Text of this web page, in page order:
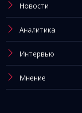
Новости
Аналитика
Интервью
Мнение